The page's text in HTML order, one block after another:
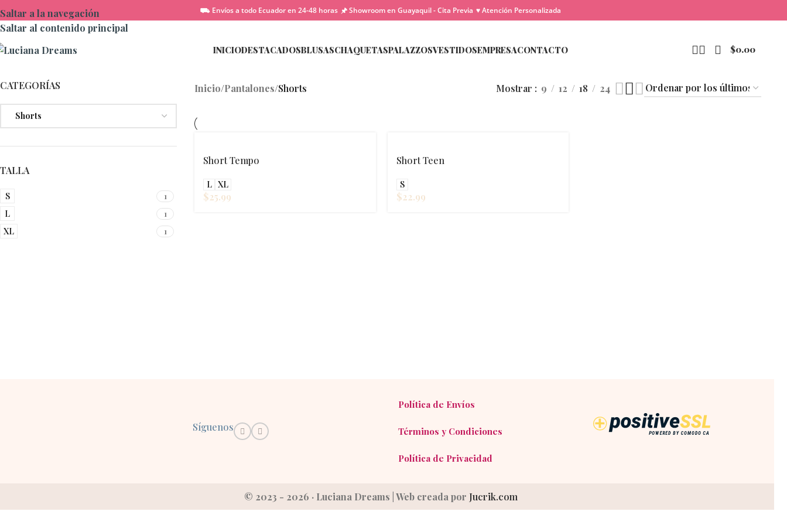
Saltar a la navegación
Saltar al contenido principal
⛟ Envíos a todo Ecuador en 24-48 horas 🖈 Showroom en Guayaquil - Cita Previa ♥ Atención Personalizada
INICIODESTACADOSBLUSASCHAQUETASPALAZZOSVESTIDOSEMPRESACONTACTO $0.00
CATEGORÍAS
TALLA
S 1
L 1
XL 1
Inicio/Pantalones/Shorts Mostrar 9 12 18 24
Short Tempo
L XL
$25.99
Short Teen
S
$22.99
Síguenos
Política de Envíos
Términos y Condiciones
Política de Privacidad
© 2023 - 2026 · Luciana Dreams | Web creada por Jucrik.com